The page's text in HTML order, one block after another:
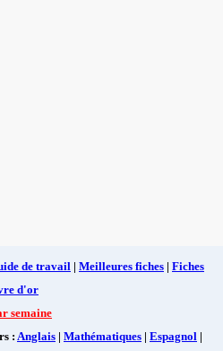
de travail | Meilleures fiches | Fiches
d'or
semaine
: Anglais | Mathématiques | Espagnol |